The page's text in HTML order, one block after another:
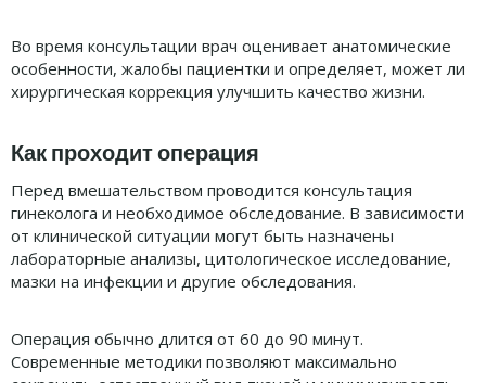
Во время консультации врач оценивает анатомические
особенности, жалобы пациентки и определяет, может ли
хирургическая коррекция улучшить качество жизни.
Как проходит операция
Перед вмешательством проводится консультация
гинеколога и необходимое обследование. В зависимости
от клинической ситуации могут быть назначены
лабораторные анализы, цитологическое исследование,
мазки на инфекции и другие обследования.
Операция обычно длится от 60 до 90 минут.
Современные методики позволяют максимально